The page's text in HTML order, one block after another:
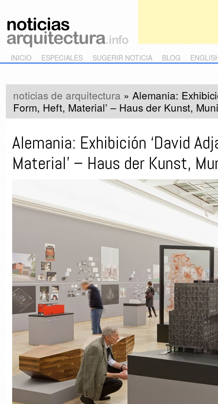
Main menu
Skip to primary content
Skip to secondary content
INICIO ESPECIALES SUGERIR NOTICIA BLOG
noticias de arquitectura » Alemania:
Form, Heft, Material’ – Haus der Kunst,
Alemania: Exhibición ‘David
Material’ – Haus der Kunst,